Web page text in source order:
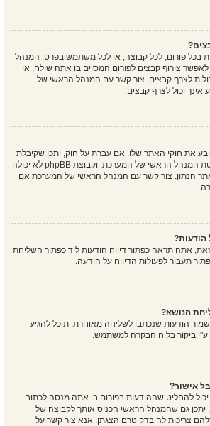
בכל פורום, לכל קבוצה, או לכל משתמש בפרט. המנהל
צירוף קבצים לפורום המסוים בו אתה שולח, או
לצרף קבצים. צור קשר עם המנהל הראשי של
יכול לצרף קבצים.
את חוקי האתר שלו. אם עברת על חוק, יתכן שקיבלת
אזהרה. שים לב כי זוהי החלטת המנהל הראשי של המערכת, וקבוצת phpBB לא יכולה
הנתון. צור קשר עם המנהל הראשי של המערכת אם
הודעות?
אתה תראה כפתור דיווח הודעות ליד כפתור השליחת
תעבור לפעולות הדיווח על הודעה.
הנושא?
הודעות שנכתבו לשליחה מאוחרת, תוכל להגיע
ביקור בלוח הבקרה למשתמש.
אישור?
להחליט שההודעות בפורום בו אתה מנסה לכתוב
יתכן גם שהמנהל הראשי הכניס אותך לקבוצה של
צריכות להיבדק טרם הצגתן. אנא צור קשר על